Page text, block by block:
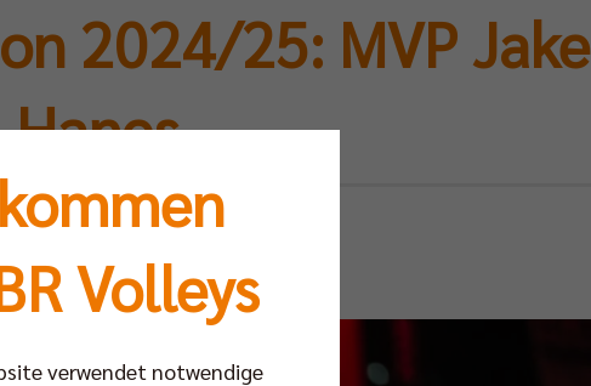
2024/25: MVP Jake
Hanes
Fr 09.05.2025
Volleys
verwendet notwendige